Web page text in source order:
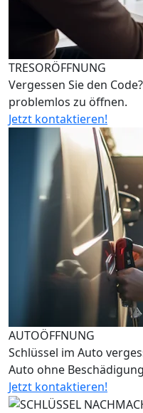
TRESORÖFFNUNG
Vergessen Sie den
problemlos zu öffnen.
Jetzt kontaktieren!
AUTOÖFFNUNG
Schlüssel im Auto
Auto ohne
Jetzt kontaktieren!